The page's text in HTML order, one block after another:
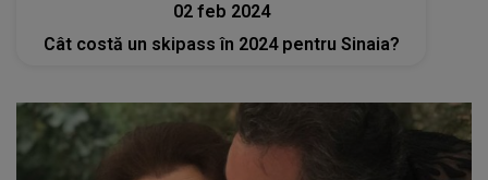
02 feb 2024
Cât costă un skipass în 2024 pentru Sinaia?